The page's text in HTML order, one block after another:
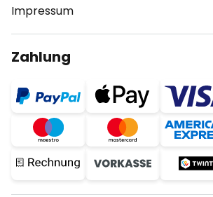
Impressum
Zahlung